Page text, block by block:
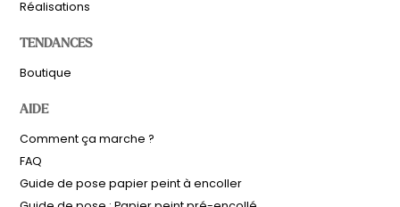
Réalisations
TENDANCES
Boutique
AIDE
Comment ça marche ?
FAQ
Guide de pose papier peint à encoller